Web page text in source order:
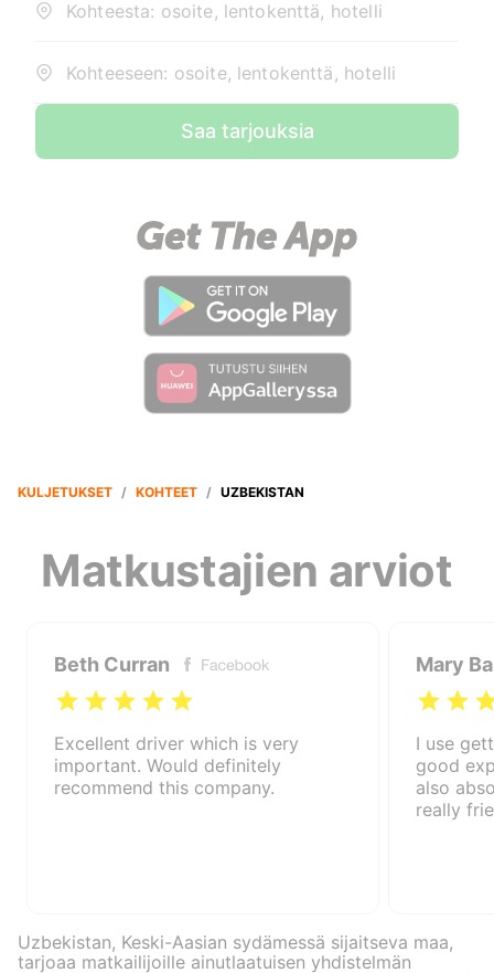
Kohteesta: osoite, lentokenttä, hotelli
Kohteeseen: osoite, lentokenttä, hotelli
Saa tarjouksia
KULJETUKSET / KOHTEET / UZBEKISTAN
Matkustajien arviot
Beth Curran
Excellent driver which is very
important. Would definitely
recommend this company.
Mary
I use
good
also
really
Uzbekistan, Keski-Aasian sydämessä sijaitseva maa,
tarjoaa matkailijoille ainutlaatuisen yhdistelmän